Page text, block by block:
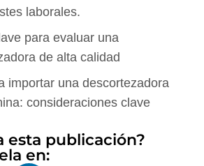
laborales.
para evaluar una
de alta calidad
importar una descortezadora
consideraciones clave
esta publicación?
en: